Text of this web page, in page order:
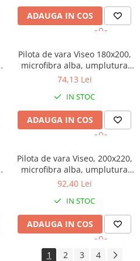
ADAUGA IN COS
Pilota de vara Viseo 180x200,
microfibra alba, umplutura
200 gr/mp, vidata
74,13 Lei
IN STOC
ADAUGA IN COS
Pilota de vara Viseo, 200x220,
microfibra alba, umplutura
200 gr/mp, vidata
92,40 Lei
IN STOC
ADAUGA IN COS
1 2 3 4